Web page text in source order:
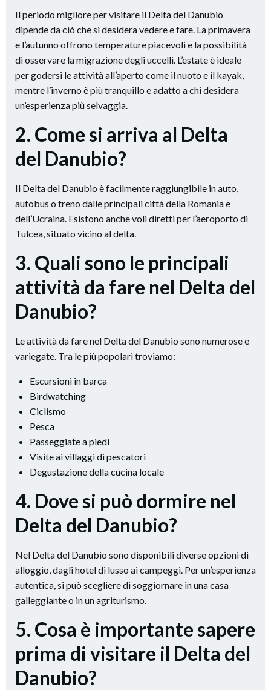
Il periodo migliore per visitare il Delta del Danubio
dipende da ciò che si desidera vedere e fare. La primavera
e l’autunno offrono temperature piacevoli e la possibilità
di osservare la migrazione degli uccelli. L’estate è ideale
per godersi le attività all’aperto come il nuoto e il kayak,
mentre l’inverno è più tranquillo e adatto a chi desidera
un’esperienza più selvaggia.
2. Come si arriva al Delta
del Danubio?
Il Delta del Danubio è facilmente raggiungibile in auto,
autobus o treno dalle principali città della Romania e
dell’Ucraina. Esistono anche voli diretti per l’aeroporto di
Tulcea, situato vicino al delta.
3. Quali sono le principali
attività da fare nel Delta del
Danubio?
Le attività da fare nel Delta del Danubio sono numerose e
variegate. Tra le più popolari troviamo:
Escursioni in barca
Birdwatching
Ciclismo
Pesca
Passeggiate a piedi
Visite ai villaggi di pescatori
Degustazione della cucina locale
4. Dove si può dormire nel
Delta del Danubio?
Nel Delta del Danubio sono disponibili diverse opzioni di
alloggio, dagli hotel di lusso ai campeggi. Per un’esperienza
autentica, si può scegliere di soggiornare in una casa
galleggiante o in un agriturismo.
5. Cosa è importante sapere
prima di visitare il Delta del
Danubio?